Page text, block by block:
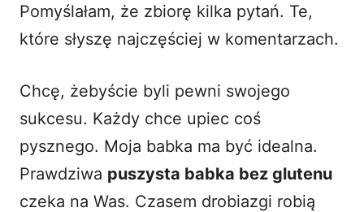
Pomyślałam, że zbiorę kilka pytań. Te,
które słyszę najczęściej w komentarzach.
Chcę, żebyście byli pewni swojego
sukcesu. Każdy chce upiec coś
pysznego. Moja babka ma być idealna.
Prawdziwa puszysta babka bez glutenu
czeka na Was. Czasem drobiazgi robią